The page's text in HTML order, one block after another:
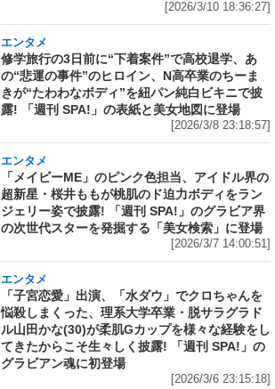
[2026/3/10 18:36:27]
エンタメ
修学旅行の3日前に“下着案件”で高校退学、あ
の“悲運の事件”のヒロイン、N高卒業のちーま
きが“たわわなボディ”を紐パン純白ビキニで披
露! 「週刊 SPA!」の表紙と美女地図に登場
[2026/3/8 23:18:57]
エンタメ
「メイビーME」のピンク色担当、アイドル界の
超新星・桜井ももが桃肌のド迫力ボディをラン
ジェリー姿で披露! 「週刊 SPA!」のグラビア界
の次世代スターを発掘する「美女検索」に登場
[2026/3/7 14:00:51]
エンタメ
「子宮恋愛」出演、「水ダウ」でクロちゃんを
悩殺しまくった、理系大学卒業・脱サラグラド
ル山田かな(30)が柔肌Gカップを様々な経験をし
てきたからこそ生々しく披露! 「週刊 SPA!」の
グラビアン魂に初登場
[2026/3/6 23:15:18]